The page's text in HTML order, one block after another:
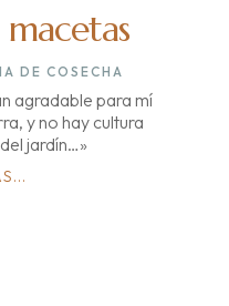
DE COSECHA
agradable para mí
y no hay cultura
jardín…»